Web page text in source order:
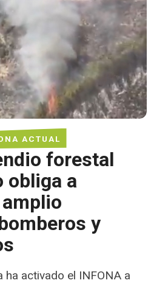
ACTUAL
forestal
obliga a
y
ha activado el INFONA a